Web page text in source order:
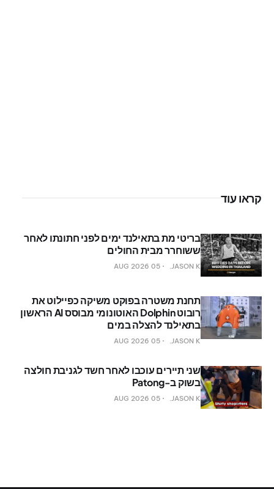
קראו עוד
בריטי מת בתאילנד ימים לפני חתונתו לאחר
ששוחרר מבית החולים
JASON K.
05 AUG 2026
תחנת משטרה בפוקט משיקה כפיילוט את
רובוט Dolphin האוטונומי מבוסס AI הראשון
בתאילנד להצלה במים
JASON K.
05 AUG 2026
שני תיירים עוכבו לאחר חשד לגניבת חולצה
בשוק ב-Patong
JASON K.
05 AUG 2026